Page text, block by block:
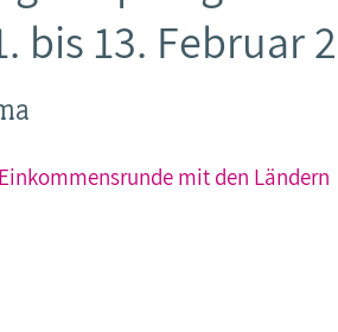
bis 13. Februar
mit den Ländern